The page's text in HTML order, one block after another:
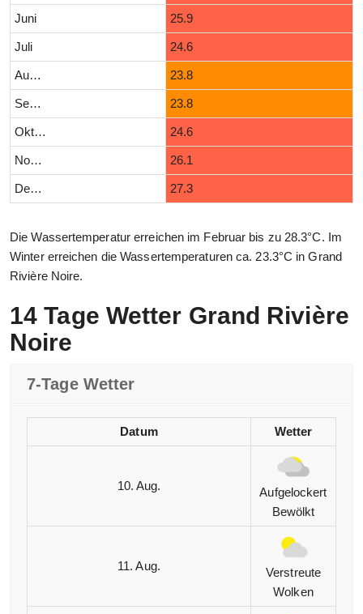
Juni 25.9
Juli 24.6
August 23.8
September 23.8
Oktober 24.6
November 26.1
Dezember 27.3
Die Wassertemperatur erreichen im Februar bis zu 28.3°C. Im
Winter erreichen die Wassertemperaturen ca. 23.3°C in Grand
Rivière Noire.
14 Tage Wetter Grand Rivière
Noire
7-Tage Wetter
Datum Wetter
10. Aug.
Aufgelockert
Bewölkt
11. Aug.
Verstreute
Wolken